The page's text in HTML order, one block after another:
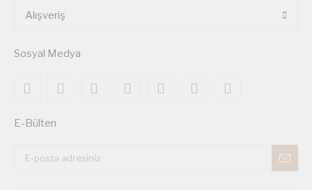
Alışveriş
Sosyal Medya
E-Bülten